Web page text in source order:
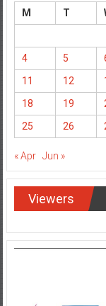
M
T
4
5
11
12
18
19
25
26
« Apr Jun »
Viewers